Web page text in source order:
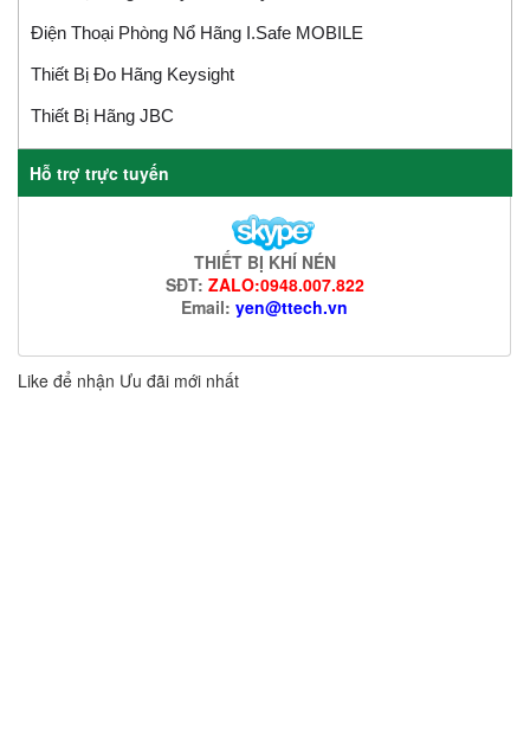
Điện Thoại Phòng Nổ Hãng I.safe MOBILE
Thiết Bị Đo Hãng Keysight
Thiết Bị Hãng JBC
Hỗ trợ trực tuyến
THIẾT BỊ KHÍ NÉN
SĐT: ZALO:0948.007.822
Email: yen@ttech.vn
Like để nhận Ưu đãi mới nhất